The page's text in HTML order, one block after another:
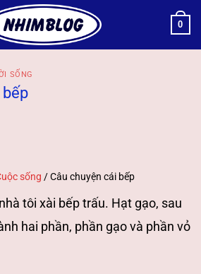
0
SỐNG
sống /Câu chuyện cái bếp
tôi xài bếp trấu. Hạt gạo, sau
hai phần, phần gạo và phần vỏ